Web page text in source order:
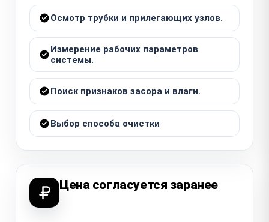
Осмотр трубки и прилегающих узлов.
Измерение рабочих параметров
системы.
Поиск признаков засора и влаги.
Выбор способа очистки
Цена согласуется заранее